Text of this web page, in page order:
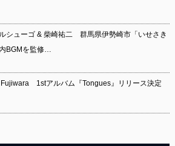
ルシューゴ & 柴崎祐二 群馬県伊勢崎市「いせさき
BGMを監修…
Fujiwara 1stアルバム『Tongues』リリース決定